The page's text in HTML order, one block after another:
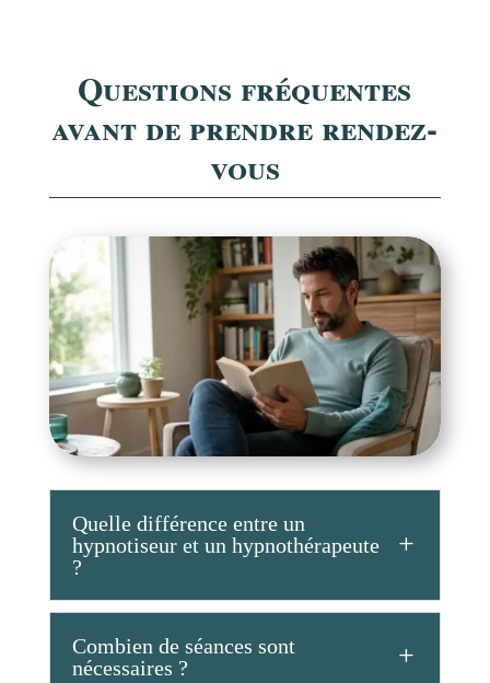
Questions fréquentes
avant de prendre rendez-
vous
Quelle différence entre un
hypnotiseur et un hypnothérapeute
?
Combien de séances sont
nécessaires ?